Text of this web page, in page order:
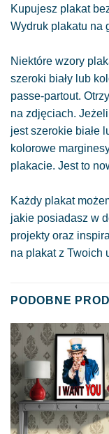
Kupujesz plakat
Wydruk plakatu na
Niektóre wzory
szeroki biały lub
passe-partout.
na zdjęciach.
jest szerokie białe
kolorowe
plakacie. Jest to
Każdy plakat
jakie posiadasz w
projekty oraz
na plakat z Twoich
PODOBNE